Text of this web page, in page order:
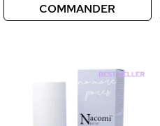
COMMANDER